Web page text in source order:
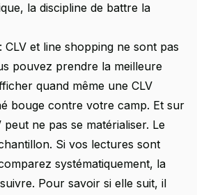
la discipline de battre la
et line shopping ne sont pas
pouvez prendre la meilleure
quand même une CLV
bouge contre votre camp. Et sur
peut ne pas se matérialiser. Le
Si vos lectures sont
systématiquement, la
Pour savoir si elle suit, il